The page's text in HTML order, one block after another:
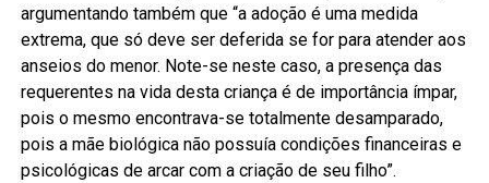
argumentando também que “a adoção é uma medida
extrema, que só deve ser deferida se for para atender aos
anseios do menor. Note-se neste caso, a presença das
requerentes na vida desta criança é de importância ímpar,
pois o mesmo encontrava-se totalmente desamparado,
pois a mãe biológica não possuía condições financeiras e
psicológicas de arcar com a criação de seu filho”.